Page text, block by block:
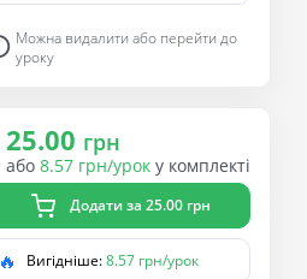
Можна видалити або перейти до
уроку
25.00 грн
або 8.57 грн/урок у комплекті
Додати за 25.00 грн
🔥 Вигідніше:8.57 грн/урок